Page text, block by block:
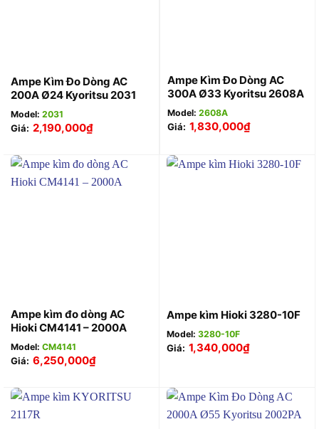
Ampe Kìm Đo Dòng AC
200A Ø24 Kyoritsu 2031
Model: 2031
Giá: 2,190,000₫
Ampe Kìm Đo Dòng AC
300A Ø33 Kyoritsu 2608A
Model: 2608A
Giá: 1,830,000₫
Ampe kìm đo dòng AC
Hioki CM4141 – 2000A
Model: CM4141
Giá: 6,250,000₫
Ampe kìm Hioki 3280-10F
Model: 3280-10F
Giá: 1,340,000₫